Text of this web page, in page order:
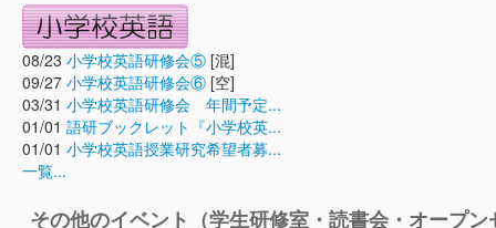
08/23 小学校英語研修会⑤ [混]
09/27 小学校英語研修会⑥ [空]
03/31 小学校英語研修会 年間予定...
01/01 語研ブックレット『小学校英...
01/01 小学校英語授業研究希望者募...
一覧...
その他のイベント（学生研修室・読書会・オープン